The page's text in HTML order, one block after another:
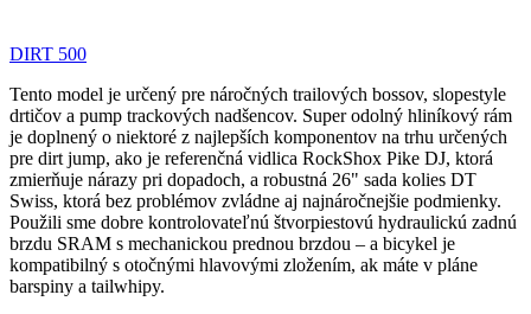
DIRT 500
Tento model je určený pre náročných trailových bossov, slopestyle
drtičov a pump trackových nadšencov. Super odolný hliníkový rám
je doplnený o niektoré z najlepších komponentov na trhu určených
pre dirt jump, ako je referenčná vidlica RockShox Pike DJ, ktorá
zmierňuje nárazy pri dopadoch, a robustná 26" sada kolies DT
Swiss, ktorá bez problémov zvládne aj najnáročnejšie podmienky.
Použili sme dobre kontrolovateľnú štvorpiestovú hydraulickú zadnú
brzdu SRAM s mechanickou prednou brzdou – a bicykel je
kompatibilný s otočnými hlavovými zložením, ak máte v pláne
barspiny a tailwhipy.